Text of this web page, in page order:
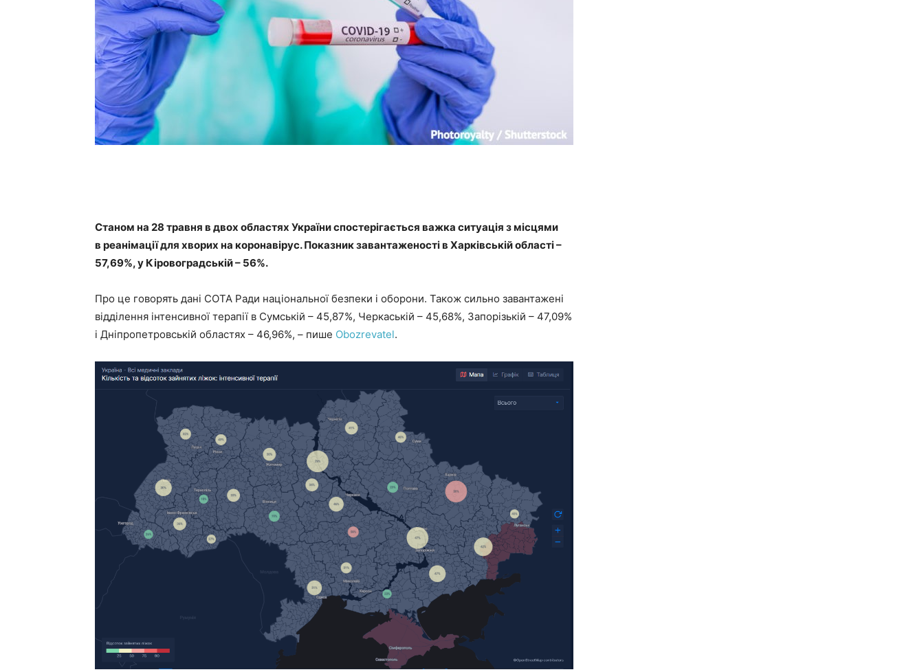
Станом на 28 травня в двох областях України спостерігається важка ситуація з місцями
в реанімації для хворих на коронавірус. Показник завантаженості в Харківській області –
57,69%, у Кіровоградській – 56%.
Про це говорять дані СОТА Ради національної безпеки і оборони. Також сильно завантажені
відділення інтенсивної терапії в Сумській – 45,87%, Черкаській – 45,68%, Запорізькій – 47,09%
і Дніпропетровській областях – 46,96%, – пише Оbozrevatel.